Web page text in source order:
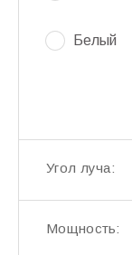
Белый
Угол луча:
Мощность: